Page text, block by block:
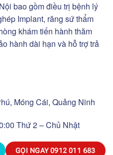
bao gồm điều trị bệnh lý
Implant, răng sứ thẩm
khám tiến hành thăm
hành dài hạn và hỗ trợ trả
Móng Cái, Quảng Ninh
Thứ 2 – Chủ Nhật
GỌI NGAY0912 011 683